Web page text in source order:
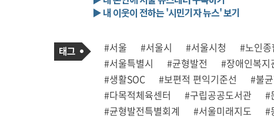
▶ 내 이웃이 전하는 '시민기자 뉴스' 보기
사
관
련
태
그
태
그
#서울 #서울시 #서울시청 #노인
#서울특별시
#균형발전 #장애인복지
#생활SOC
#보편적 편익기준선 #불
#다목적체육센터
#구립공공도서관 #
#균형발전특별회계
#서울미래지도 #